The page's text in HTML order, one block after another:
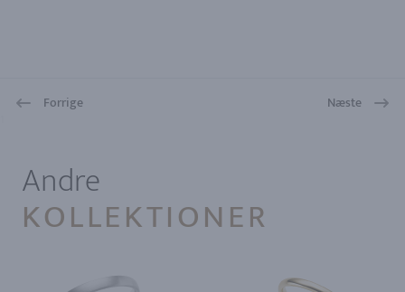
Forrige Næste
Andre
KOLLEKTIONER